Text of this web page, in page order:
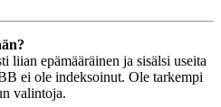
liian epämääräinen ja sisälsi useita
ei ole indeksoinut. Ole tarkempi
valintoja.